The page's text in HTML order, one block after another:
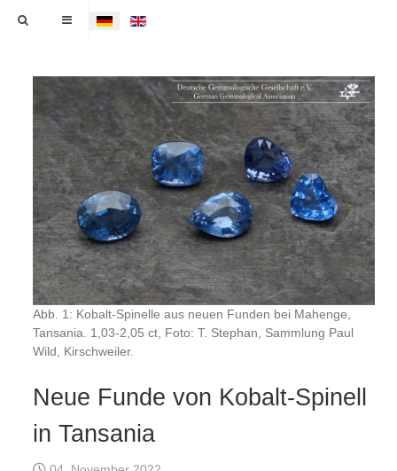
Sprache auswählen
Abb. 1: Kobalt-Spinelle aus neuen Funden bei Mahenge,
Tansania. 1,03-2,05 ct, Foto: T. Stephan, Sammlung Paul
Wild, Kirschweiler.
Neue Funde von Kobalt-Spinell
in Tansania